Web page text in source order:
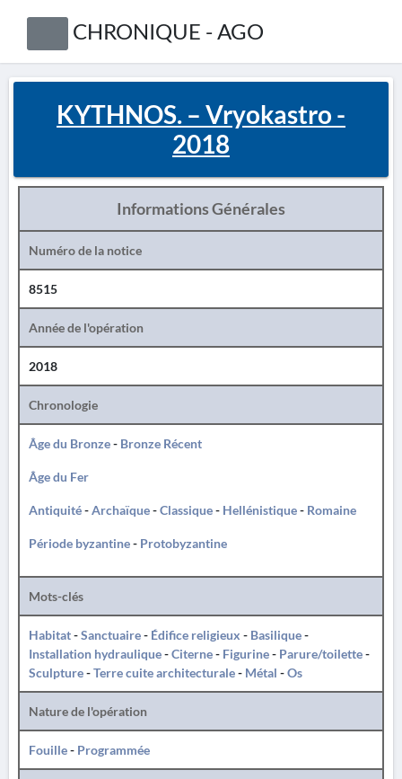
CHRONIQUE - AGO
KYTHNOS. – Vryokastro -
2018
Informations Générales
Numéro de la notice
8515
Année de l'opération
2018
Chronologie
Âge du Bronze- Bronze Récent
Âge du Fer
Antiquité-Archaïque-Classique- Hellénistique- Romaine
Période byzantine- Protobyzantine
Mots-clés
Habitat-Sanctuaire- Édifice religieux - Basilique-
Installation hydraulique-Citerne- Figurine- Parure/toilette-
Sculpture-Terre cuite architecturale- Métal -Os
Nature de l'opération
Fouille- Programmée